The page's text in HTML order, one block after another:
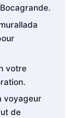
votre
voyageur
de